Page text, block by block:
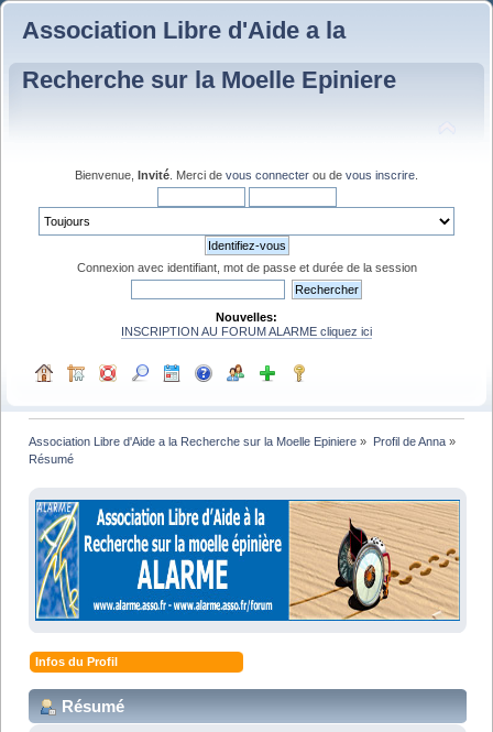
Association Libre d'Aide a la
Recherche sur la Moelle Epiniere
Bienvenue, Invité . Merci de vous connecter ou de vous inscrire
Connexion avec identifiant, mot de passe et durée de la session
Nouvelles:
INSCRIPTION AU FORUM ALARME cliquez ici
Association Libre d'Aide a la Recherche sur la Moelle Epiniere » Profil de Anna»
Résumé
Infos du Profil
Résumé